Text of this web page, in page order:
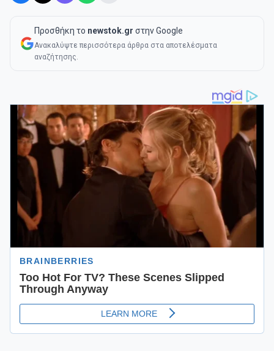
Προσθήκη το newstok.gr στην Google
Ανακαλύψτε περισσότερα άρθρα στα αποτελέσματα
αναζήτησης.